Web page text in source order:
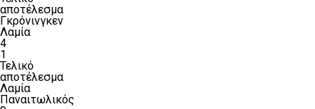
αποτέλεσμα
Γκρόνινγκεν
Λαμία
4
1
Τελικό
αποτέλεσμα
Λαμία
Παναιτωλικός